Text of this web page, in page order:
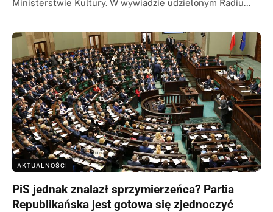
Ministerstwie Kultury. W wywiadzie udzielonym Radiu…
AKTUALNOŚCI
PiS jednak znalazł sprzymierzeńca? Partia
Republikańska jest gotowa się zjednoczyć